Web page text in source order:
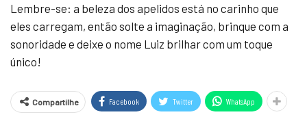
Lembre-se: a beleza dos apelidos está no carinho que
eles carregam, então solte a imaginação, brinque com a
sonoridade e deixe o nome Luiz brilhar com um toque
único!
Compartilhe Facebook Twitter WhatsApp